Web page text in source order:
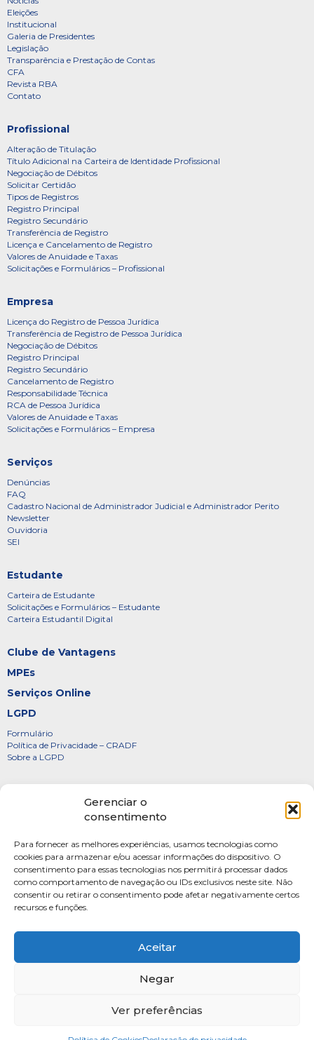
Gerenciar o
consentimento
Para fornecer as melhores experiências, usamos tecnologias como
cookies para armazenar e/ou acessar informações do dispositivo. O
consentimento para essas tecnologias nos permitirá processar dados
como comportamento de navegação ou IDs exclusivos neste site. Não
consentir ou retirar o consentimento pode afetar negativamente certos
recursos e funções.
Aceitar
Negar
Ver preferências
Eleições
Institucional
Galeria de Presidentes
Legislação
Transparência e Prestação de Contas
CFA
Revista RBA
Contato
Profissional
Alteração de Titulação
Título Adicional na Carteira de Identidade Profissional
Negociação de Débitos
Solicitar Certidão
Tipos de Registros
Registro Principal
Registro Secundário
Transferência de Registro
Licença e Cancelamento de Registro
Valores de Anuidade e Taxas
Solicitações e Formulários – Profissional
Empresa
Licença do Registro de Pessoa Jurídica
Transferência de Registro de Pessoa Jurídica
Negociação de Débitos
Registro Principal
Registro Secundário
Cancelamento de Registro
Responsabilidade Técnica
RCA de Pessoa Jurídica
Valores de Anuidade e Taxas
Solicitações e Formulários – Empresa
Serviços
Denúncias
FAQ
Cadastro Nacional de Administrador Judicial e Administrador Perito
Newsletter
Ouvidoria
SEI
Estudante
Carteira de Estudante
Solicitações e Formulários – Estudante
Carteira Estudantil Digital
Clube de Vantagens
MPEs
Serviços Online
LGPD
Formulário
Política de Privacidade – CRADF
Sobre a LGPD
Diretoria
FOTOS
Webmail
Artigos
Escritores do Sistema
SAUS Quadra 06, Bloco K, Ed.Belvedere sala 201 Asa Sul Brasilia-DF CEP: 70070-